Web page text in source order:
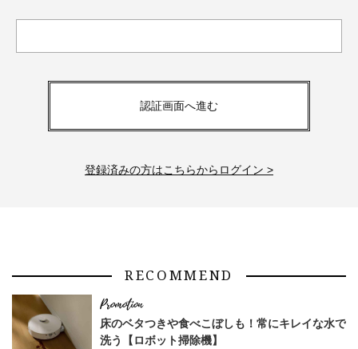
認証画面へ進む
登録済みの方はこちらからログイン >
RECOMMEND
床のベタつきや食べこぼしも！常にキレイな水で
洗う【ロボット掃除機】